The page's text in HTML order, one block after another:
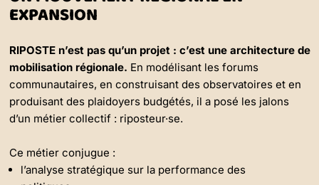
EXPANSION
RIPOSTE n’est pas qu’un projet : c’est une architecture de
mobilisation régionale. En modélisant les forums
communautaires, en construisant des observatoires et en
produisant des plaidoyers budgétés, il a posé les jalons
d’un métier collectif : riposteur·se.
Ce métier conjugue :
l’analyse stratégique sur la performance des